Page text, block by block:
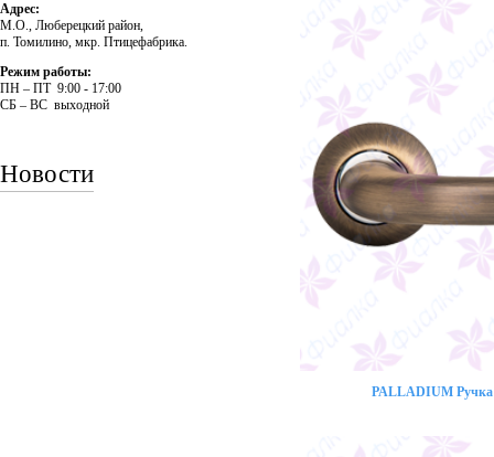
Адрес:
М.О., Люберецкий район,
п. Томилино, мкр. Птицефабрика.
Режим работы:
ПH – ПT 9:00 - 17:00
CБ – BC выходной
Новости
PALLADIUM Ручка